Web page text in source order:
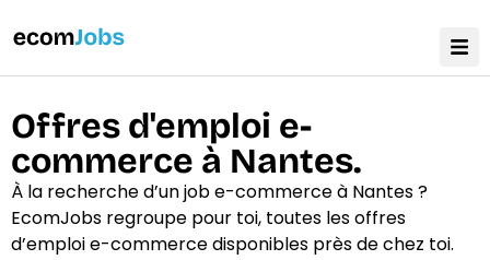
Offres d'emploi e-
commerce à Nantes.
À la recherche d’un job e-commerce à Nantes ?
EcomJobs regroupe pour toi, toutes les offres
d’emploi e-commerce disponibles près de chez toi.